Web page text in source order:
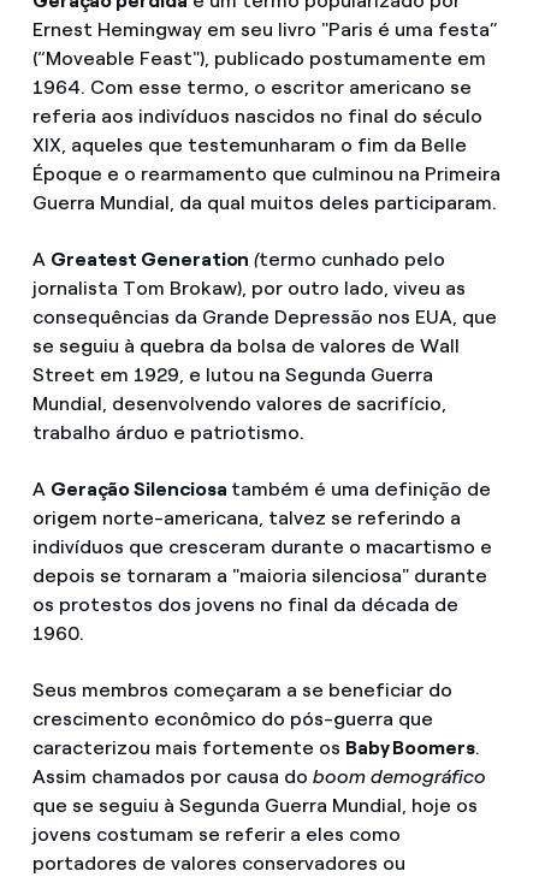
Ernest Hemingway em seu livro "Paris é uma festa”
(“Moveable Feast"), publicado postumamente em
1964. Com esse termo, o escritor americano se
referia aos indivíduos nascidos no final do século
XIX, aqueles que testemunharam o fim da Belle
Époque e o rearmamento que culminou na Primeira
Guerra Mundial, da qual muitos deles participaram.
A Greatest Generation (termo cunhado pelo
jornalista Tom Brokaw), por outro lado, viveu as
consequências da Grande Depressão nos EUA, que
se seguiu à quebra da bolsa de valores de Wall
Street em 1929, e lutou na Segunda Guerra
Mundial, desenvolvendo valores de sacrifício,
trabalho árduo e patriotismo.
A Geração Silenciosa também é uma definição de
origem norte-americana, talvez se referindo a
indivíduos que cresceram durante o macartismo e
depois se tornaram a "maioria silenciosa" durante
os protestos dos jovens no final da década de
1960.
Seus membros começaram a se beneficiar do
crescimento econômico do pós-guerra que
caracterizou mais fortemente os Baby Boomers.
Assim chamados por causa do boom demográfico
que se seguiu à Segunda Guerra Mundial, hoje os
jovens costumam se referir a eles como
portadores de valores conservadores ou